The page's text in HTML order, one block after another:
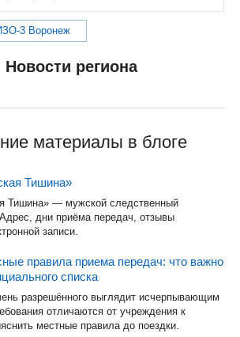
3 Воронеж
Новости региона
материалы в блоге
Тишина»
Тишина» — мужской следственный
дни приёма передач, отзывы
записи.
правила приема передач: что важно
списка
разрешённого выглядит исчерпывающим
отличаются от учреждения к
местные правила до поездки.